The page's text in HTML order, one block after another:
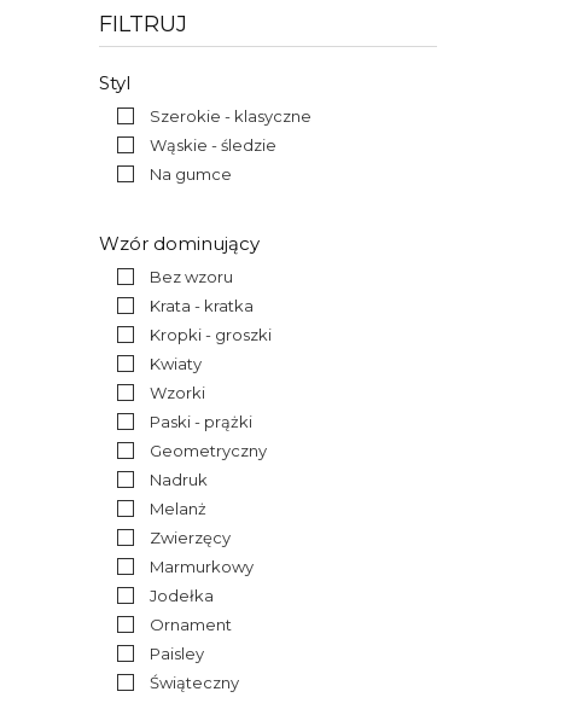
FILTRUJ
Styl
Szerokie - klasyczne
Wąskie - śledzie
Na gumce
Wzór dominujący
Bez wzoru
Krata - kratka
Kropki - groszki
Kwiaty
Wzorki
Paski - prążki
Geometryczny
Nadruk
Melanż
Zwierzęcy
Marmurkowy
Jodełka
Ornament
Paisley
Świąteczny